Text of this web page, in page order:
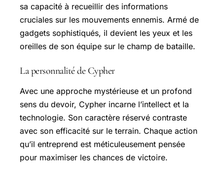
sa capacité à recueillir des informations
cruciales sur les mouvements ennemis. Armé de
gadgets sophistiqués, il devient les yeux et les
oreilles de son équipe sur le champ de bataille.
La personnalité de Cypher
Avec une approche mystérieuse et un profond
sens du devoir, Cypher incarne l’intellect et la
technologie. Son caractère réservé contraste
avec son efficacité sur le terrain. Chaque action
qu’il entreprend est méticuleusement pensée
pour maximiser les chances de victoire.